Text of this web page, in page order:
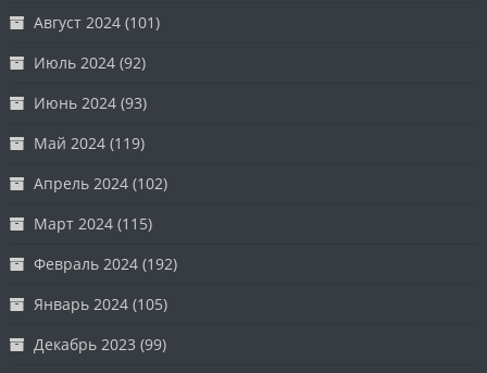
Август 2024 (101)
Июль 2024 (92)
Июнь 2024 (93)
Май 2024 (119)
Апрель 2024 (102)
Март 2024 (115)
Февраль 2024 (192)
Январь 2024 (105)
Декабрь 2023 (99)